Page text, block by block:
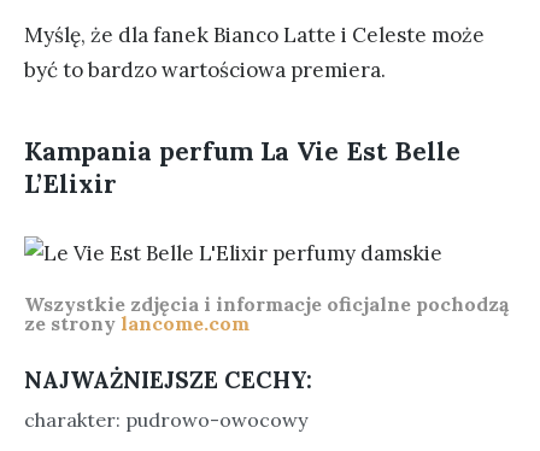
Myślę, że dla fanek Bianco Latte i Celeste może
być to bardzo wartościowa premiera.
Kampania perfum La Vie Est Belle
L’Elixir
Wszystkie zdjęcia i informacje oficjalne pochodzą
ze strony lancome.com
NAJWAŻNIEJSZE CECHY:
charakter: pudrowo-owocowy